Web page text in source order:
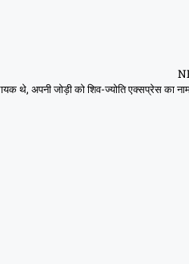
थे, अपनी जोड़ी को शिव-ज्योति एक्सप्रेस का नाम